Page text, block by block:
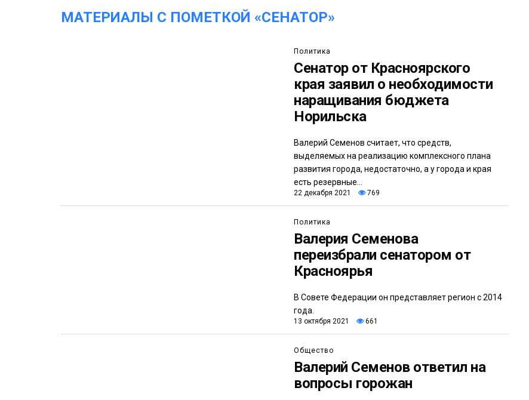
МАТЕРИАЛЫ С ПОМЕТКОЙ «СЕНАТОР»
Политика
Сенатор от Красноярского
края заявил о необходимости
наращивания бюджета
Норильска
Валерий Семенов считает, что средств,
выделяемых на реализацию комплексного плана
развития города, недостаточно, а у города и края
есть резервные...
22 декабря 2021 769
Политика
Валерия Семенова
переизбрали сенатором от
Красноярья
В Совете Федерации он представляет регион с 2014
года.
13 октября 2021 661
Общество
Валерий Семенов ответил на
вопросы горожан